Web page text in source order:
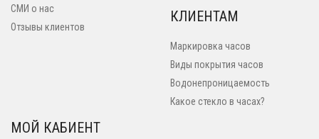
СМИ о нас
Отзывы клиентов
КЛИЕНТАМ
Маркировка часов
Виды покрытия часов
Водонепроницаемость
Какое стекло в часах?
МОЙ КАБИЕНТ